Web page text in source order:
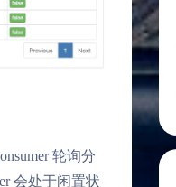
轮询分
会处于闲置状